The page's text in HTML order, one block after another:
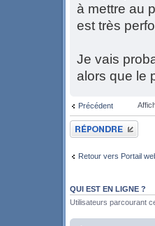
à mettre au
est très
Je vais
alors que le
Précédent
Publier une réponse
Retour vers Portail
QUI EST EN LIGNE ?
Utilisateurs parcourant